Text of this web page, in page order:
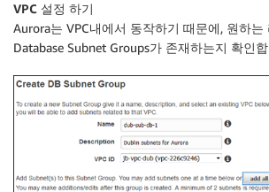
VPC 설정 하기
Aurora는 VPC내에서 동작하기 때문에, 원하는
Database Subnet Groups가 존재하는지 확인